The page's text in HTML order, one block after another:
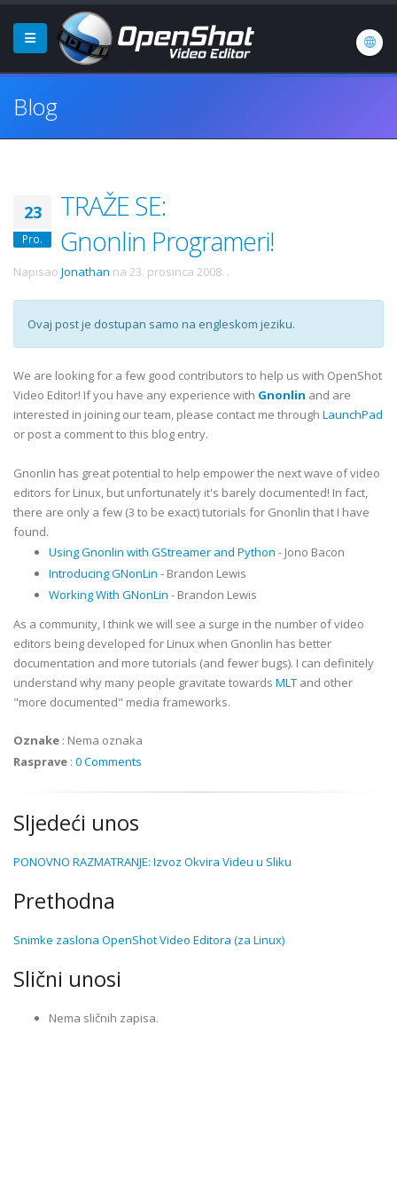
Blog
23
Pro.
TRAŽE SE:
Gnonlin Programeri!
Napisao Jonathan na 23. prosinca 2008. .
Ovaj post je dostupan samo na engleskom jeziku.
We are looking for a few good contributors to help us with OpenShot
Video Editor! If you have any experience with Gnonlin and are
interested in joining our team, please contact me through LaunchPad
or post a comment to this blog entry.
Gnonlin has great potential to help empower the next wave of video
editors for Linux, but unfortunately it's barely documented! In fact,
there are only a few (3 to be exact) tutorials for Gnonlin that I have
found.
Using Gnonlin with GStreamer and Python - Jono Bacon
Introducing GNonLin - Brandon Lewis
Working With GNonLin - Brandon Lewis
As a community, I think we will see a surge in the number of video
editors being developed for Linux when Gnonlin has better
documentation and more tutorials (and fewer bugs). I can definitely
understand why many people gravitate towards MLT and other
"more documented" media frameworks.
Oznake : Nema oznaka
Rasprave : 0 Comments
Sljedeći unos
PONOVNO RAZMATRANJE: Izvoz Okvira Videu u Sliku
Prethodna
Snimke zaslona OpenShot Video Editora (za Linux)
Slični unosi
Nema sličnih zapisa.